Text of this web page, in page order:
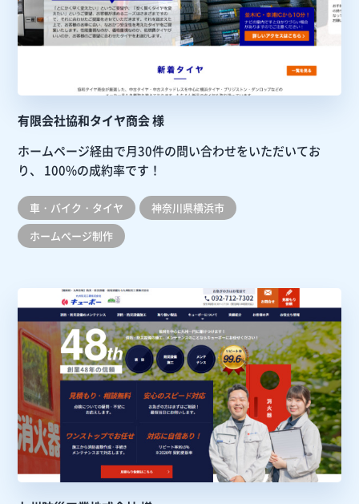
有限会社協和タイヤ商会 様
ホームページ経由で月30件の問い合わせをいただいてお
り、
100%の成約率です！
車・バイク・タイヤ
神奈川県横浜市
ホームぺージ制作